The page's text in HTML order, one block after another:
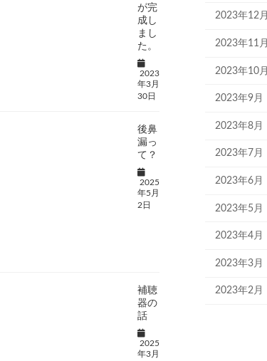
が完
成し
まし
た。
2023
年3月
30日
後鼻
漏っ
て？
2025
年5月
2日
補聴
器の
話
2025
年3月
2023年12月
2023年11月
2023年10月
2023年9月
2023年8月
2023年7月
2023年6月
2023年5月
2023年4月
2023年3月
2023年2月